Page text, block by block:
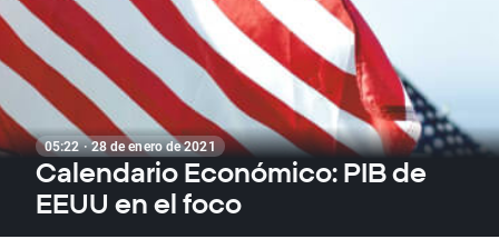
05:22 · 28 de enero de 2021
Calendario Económico: PIB de
EEUU en el foco